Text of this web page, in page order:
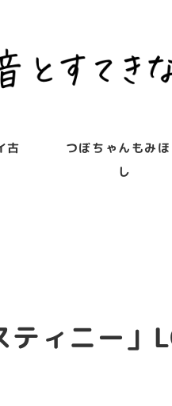
古
つぼちゃんもみ
し
ティニー